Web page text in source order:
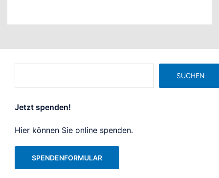
SUCHEN
Jetzt spenden!
Hier können Sie online spenden.
SPENDENFORMULAR